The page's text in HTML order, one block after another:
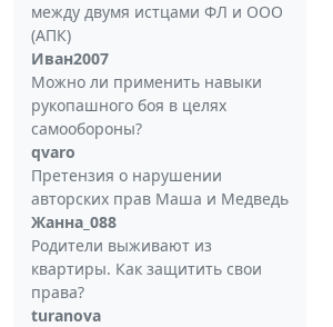
между двумя истцами ФЛ и ООО
(АПК)
Иван2007
Можно ли применить навыки
рукопашного боя в целях
самообороны?
qvaro
Претензия о нарушении
авторских прав Маша и Медведь
Жанна_088
Родители выживают из
квартиры. Как защитить свои
права?
turanova